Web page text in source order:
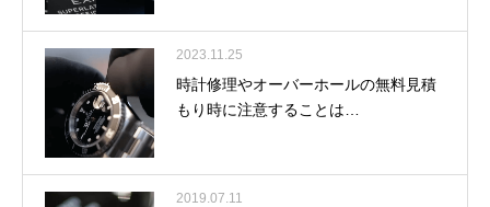
2023.11.25
時計修理やオーバーホールの無料見積
もり時に注意することは…
2019.07.11